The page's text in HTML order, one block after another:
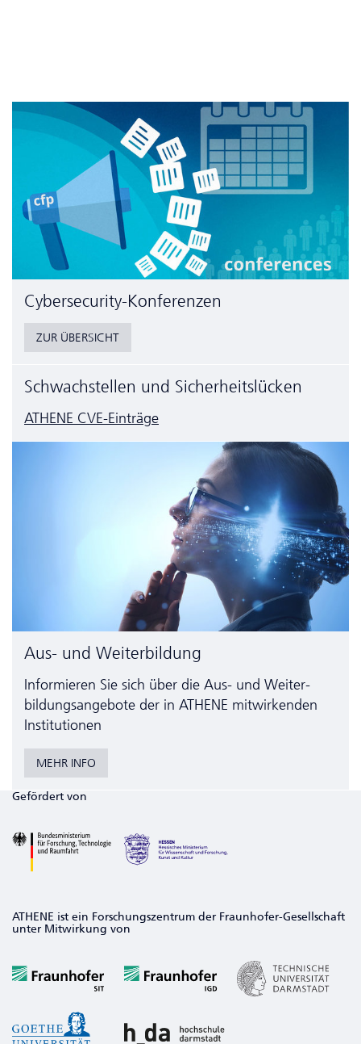
Cyber­security-Konferenzen
ZUR ÜBERSICHT
Schwachstellen und Sicherheitslücken
ATHENE CVE-Einträge
Aus- und Weiterbildung
Informieren Sie sich über die Aus- und Weiter­
bildungs­angebote der in ATHENE mitwirkenden
Institutionen
MEHR INFO
Gefördert von
ATHENE ist ein Forschungszentrum der Fraunhofer-Gesellschaft
unter Mitwirkung von